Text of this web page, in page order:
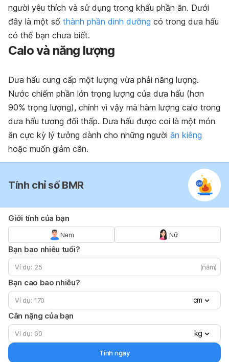
người yêu thích và sử dụng trong khẩu phần ăn. Dưới
đây là một số thành phần dinh dưỡng có trong dưa hấu
có thể bạn chưa biết.
Calo và năng lượng
Dưa hấu cung cấp một lượng vừa phải năng lượng.
Nước chiếm phần lớn trọng lượng của dưa hấu (hơn
90% trọng lượng), chính vì vậy mà hàm lượng calo trong
dưa hấu tương đối thấp. Dưa hấu được coi là một món
ăn cực kỳ lý tưởng dành cho những người ăn kiêng
hoặc muốn giảm cân.
Tính chỉ số BMR
Giới tính của bạn
Nam Nữ
Bạn bao nhiêu tuổi?
(năm)
Bạn cao bao nhiêu?
cm
Cân nặng của bạn
kg
Tính ngay